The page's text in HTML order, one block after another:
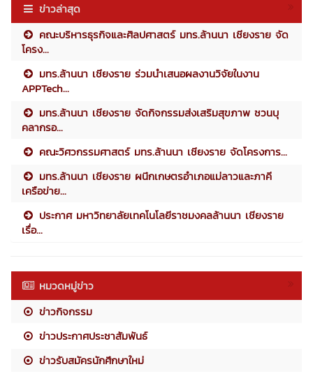
ข่าวล่าสุด
คณะบริหารธุรกิจและศิลปศาสตร์ มทร.ล้านนา เชียงราย จัด
โครง...
มทร.ล้านนา เชียงราย ร่วมนำเสนอผลงานวิจัยในงาน
APPTech...
มทร.ล้านนา เชียงราย จัดกิจกรรมส่งเสริมสุขภาพ ชวนบุ
คลากรอ...
คณะวิศวกรรมศาสตร์ มทร.ล้านนา เชียงราย จัดโครงการ...
มทร.ล้านนา เชียงราย ผนึกเกษตรอำเภอแม่ลาวและภาคี
เครือข่าย...
ประกาศ มหาวิทยาลัยเทคโนโลยีราชมงคลล้านนา เชียงราย
เรื่อ...
หมวดหมู่ข่าว
ข่าวกิจกรรม
ข่าวประกาศประชาสัมพันธ์
ข่าวรับสมัครนักศึกษาใหม่